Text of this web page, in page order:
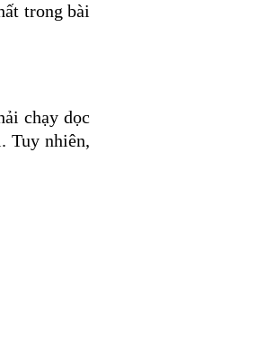
trong bài
chạy dọc
Tuy nhiên,